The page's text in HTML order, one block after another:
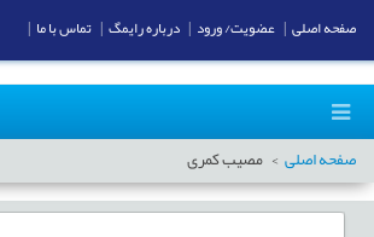
صفحه اصلی مصیب کمری
صفحه اصلی عضویت/ ورود درباره رایمگ تماس با ما